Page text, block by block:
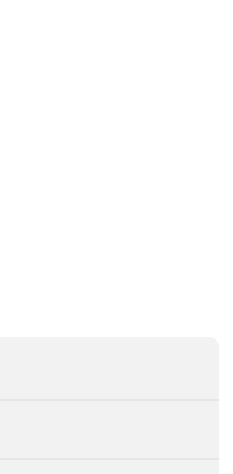
culinaire
Francés) of
gids is handig